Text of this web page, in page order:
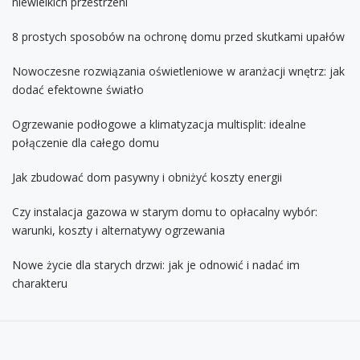
8 prostych sposobów na ochronę domu przed skutkami upałów
Nowoczesne rozwiązania oświetleniowe w aranżacji wnętrz: jak
dodać efektowne światło
Ogrzewanie podłogowe a klimatyzacja multisplit: idealne
połączenie dla całego domu
Jak zbudować dom pasywny i obniżyć koszty energii
Czy instalacja gazowa w starym domu to opłacalny wybór:
warunki, koszty i alternatywy ogrzewania
Nowe życie dla starych drzwi: jak je odnowić i nadać im
charakteru